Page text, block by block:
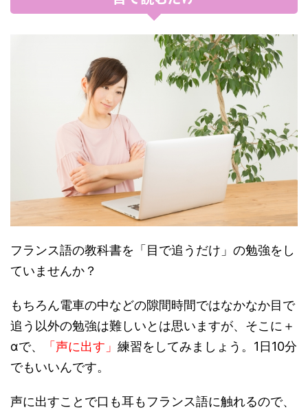
フランス語の教科書を「目で追うだけ」の勉強をし
ていませんか？
もちろん電車の中などの隙間時間ではなかなか目で
追う以外の勉強は難しいとは思いますが、そこに＋
αで、
「声に出す」 練習をしてみましょう。1日10分
でもいいんです。
声に出すことで口も耳もフランス語に触れるので、